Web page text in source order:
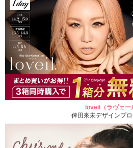
loveil（ラヴェー
倖田來未デザインプ